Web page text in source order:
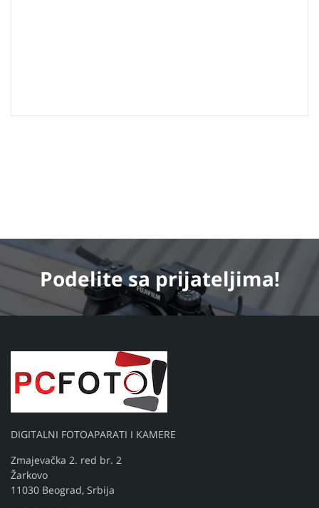
Podelitesa prijateljima!
DIGITALNI FOTOAPARATI I KAMERE
Zmajevačka 2. red br. 2
Žarkovo
11030 Beograd, Srbija